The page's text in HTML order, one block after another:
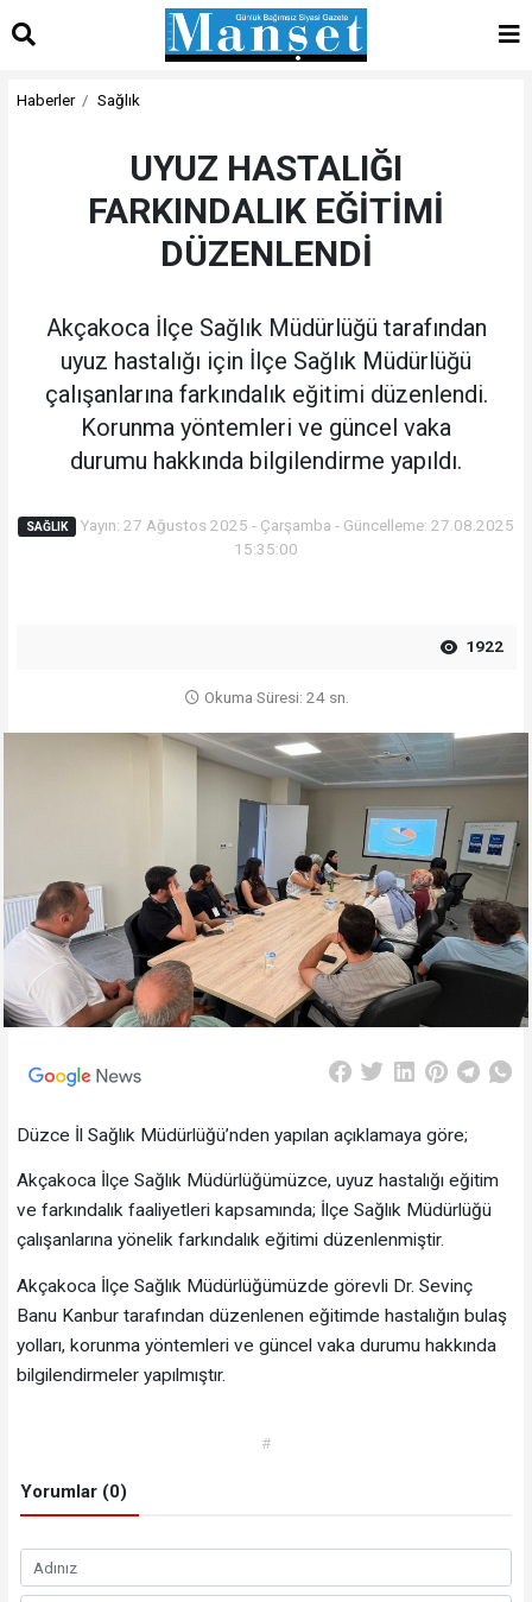
Haberler Sağlık
UYUZ HASTALIĞI
FARKINDALIK EĞİTİMİ
DÜZENLENDİ
Akçakoca İlçe Sağlık Müdürlüğü tarafından
uyuz hastalığı için İlçe Sağlık Müdürlüğü
çalışanlarına farkındalık eğitimi düzenlendi.
Korunma yöntemleri ve güncel vaka
durumu hakkında bilgilendirme yapıldı.
SAĞLIK Yayın: 27 Ağustos 2025 - Çarşamba - Güncelleme: 27.08.2025
15:35:00
1922
Okuma Süresi: 24 sn.
Düzce İl Sağlık Müdürlüğü’nden yapılan açıklamaya göre;
Akçakoca İlçe Sağlık Müdürlüğümüzce, uyuz hastalığı eğitim
ve farkındalık faaliyetleri kapsamında; İlçe Sağlık Müdürlüğü
çalışanlarına yönelik farkındalık eğitimi düzenlenmiştir.
Akçakoca İlçe Sağlık Müdürlüğümüzde görevli Dr. Sevinç
Banu Kanbur tarafından düzenlenen eğitimde hastalığın bulaş
yolları, korunma yöntemleri ve güncel vaka durumu hakkında
bilgilendirmeler yapılmıştır.
#
Yorumlar (0)